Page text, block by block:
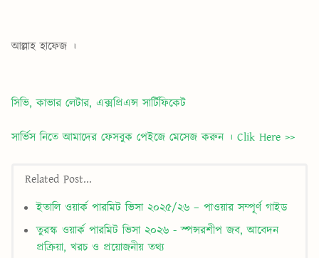
আল্লাহ হাফেজ ।
সিভি, কাভার লেটার, এক্সপ্রিএন্স সার্টিফিকেট
সার্ভিস নিতে আমাদের ফেসবুক পেইজে মেসেজ করুন । Clik Here >>
Related Post...
ইতালি ওয়ার্ক পারমিট ভিসা ২০২৫/২৬ – পাওয়ার সম্পূর্ণ গাইড
তুরস্ক ওয়ার্ক পারমিট ভিসা ২০২৬ - স্পন্সরশীপ জব, আবেদন
প্রক্রিয়া, খরচ ও প্রয়োজনীয় তথ্য